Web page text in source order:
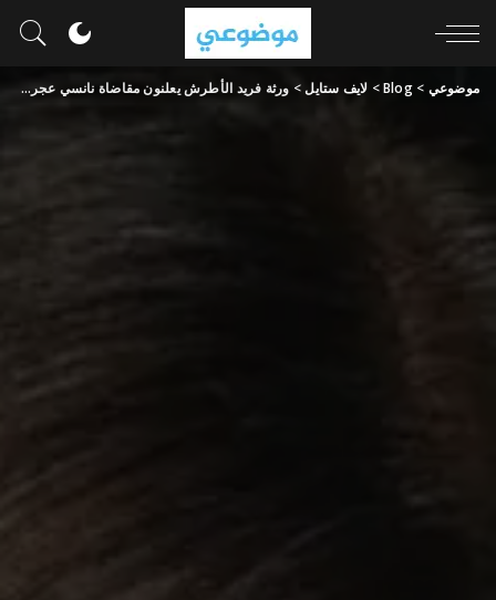
موضوعي >
Blog
> لايف ستايل> ورثة فريد الأطرش يعلنون مقاضاة نانسي عجرم بسبب أنا وانت وبس